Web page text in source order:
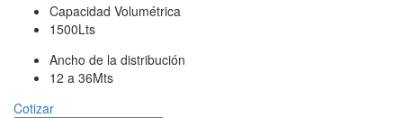
Capacidad Volumétrica
1500Lts
Ancho de la distribución
12 a 36Mts
Cotizar